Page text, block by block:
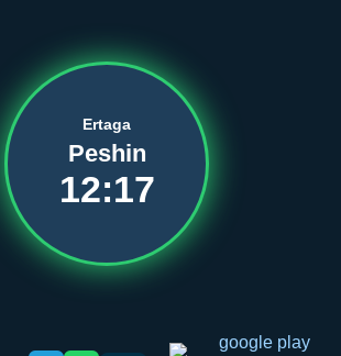
Ertaga
Peshin
12:17